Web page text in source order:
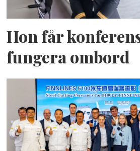
Hon får
fungera ombord